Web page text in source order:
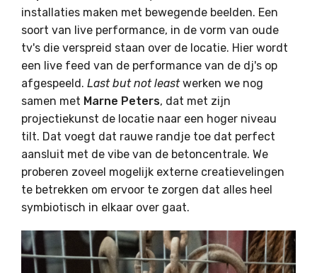
installaties maken met bewegende beelden. Een
soort van live performance, in de vorm van oude
tv's die verspreid staan over de locatie. Hier wordt
een live feed van de performance van de dj's op
afgespeeld. Last but not leastwerken we nog
samen met Marne Peters, dat met zijn
projectiekunst de locatie naar een hoger niveau
tilt. Dat voegt dat rauwe randje toe dat perfect
aansluit met de vibe van de betoncentrale. We
proberen zoveel mogelijk externe creatievelingen
te betrekken om ervoor te zorgen dat alles heel
symbiotisch in elkaar over gaat.